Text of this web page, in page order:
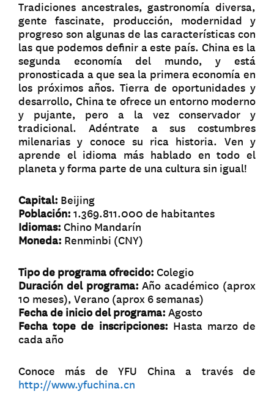
Tradiciones ancestrales, gastronomía diversa,
gente fascinate, producción, modernidad y
progreso son algunas de las características con
las que podemos definir a este país. China es la
segunda economía del mundo, y está
pronosticada a que sea la primera economía en
los próximos años. Tierra de oportunidades y
desarrollo, China te ofrece un entorno moderno
y pujante, pero a la vez conservador y
tradicional. Adéntrate a sus costumbres
milenarias y conoce su rica historia. Ven y
aprende el idioma más hablado en todo el
planeta y forma parte de una cultura sin igual!
Capital: Beijing
Población: 1.369.811.000 de habitantes
Idiomas: Chino Mandarín
Moneda: Renminbi (CNY)
Tipo de programa ofrecido: Colegio
Duración del programa: Año académico (aprox
10 meses), Verano (aprox 6 semanas)
Fecha de inicio del programa: Agosto
Fecha tope de inscripciones: Hasta marzo de
cada año
Conoce más de YFU China a través de
http://www.yfuchina.cn